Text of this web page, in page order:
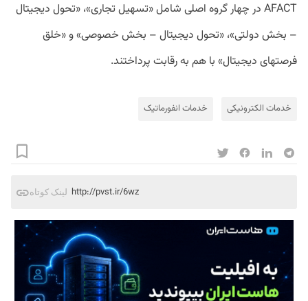
AFACT در چهار گروه اصلی شامل «تسهیل تجاری»، «تحول دیجیتال
– بخش دولتی»، «تحول دیجیتال – بخش خصوصی» و «خلق
فرصتهای دیجیتال» با هم به رقابت پرداختند.
خدمات الکترونیکی خدمات انفورماتیک
لینک کوتاه http://pvst.ir/6wz